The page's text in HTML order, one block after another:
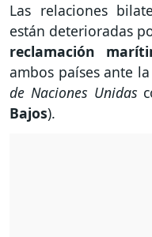
Las relaciones
están deterioradas
reclamación
ambos países ante la
de Naciones Unidas
Bajos).